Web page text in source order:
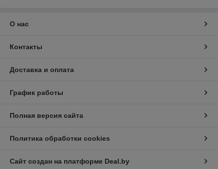
О нас
Контакты
Доставка и оплата
График работы
Полная версия сайта
Политика обработки cookies
Сайт создан на платформе Deal.by